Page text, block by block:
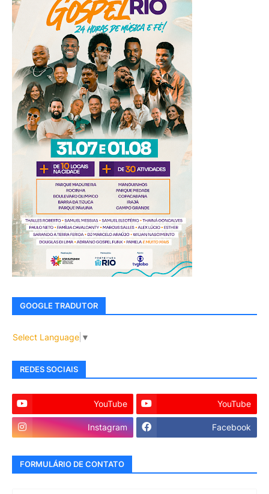
GOOGLE TRADUTOR
Select Language ▼
REDES SOCIAIS
YouTube YouTube
Instagram Facebook
FORMULÁRIO DE CONTATO